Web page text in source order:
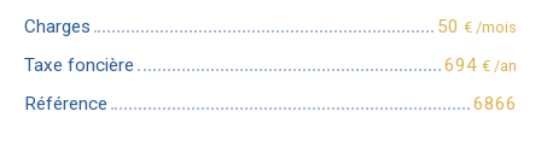
Charges
50 € /mois
Taxe foncière 694 € /an
Référence 6866